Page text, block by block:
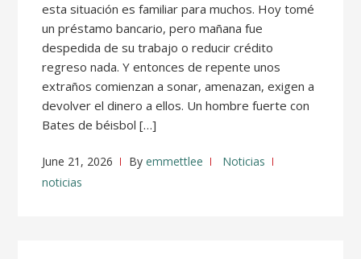
esta situación es familiar para muchos. Hoy tomé
un préstamo bancario, pero mañana fue
despedida de su trabajo o reducir crédito
regreso nada. Y entonces de repente unos
extraños comienzan a sonar, amenazan, exigen a
devolver el dinero a ellos. Un hombre fuerte con
Bates de béisbol […]
June 21, 2026 Byemmettlee
Noticias
noticias